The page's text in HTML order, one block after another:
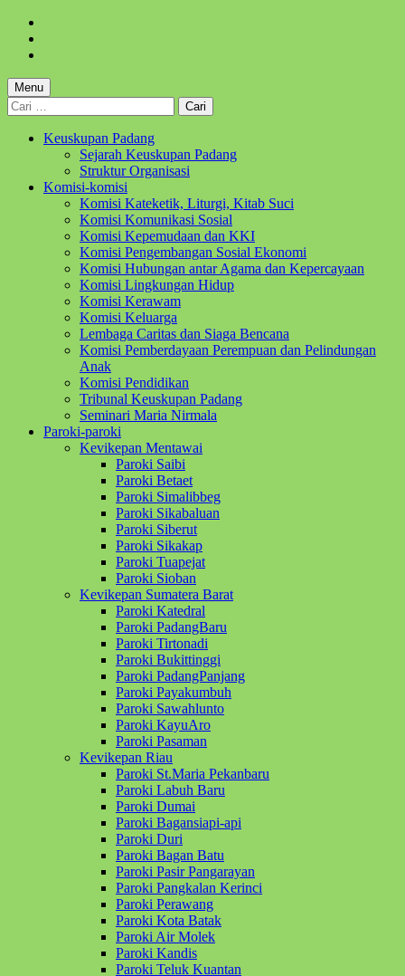
content
footer
Menu
Cari
untuk:
Keuskupan Padang
Sejarah Keuskupan Padang
Struktur Organisasi
Komisi-komisi
Komisi Kateketik, Liturgi, Kitab Suci
Komisi Komunikasi Sosial
Komisi Kepemudaan dan KKI
Komisi Pengembangan Sosial Ekonomi
Komisi Hubungan antar Agama dan Kepercayaan
Komisi Lingkungan Hidup
Komisi Kerawam
Komisi Keluarga
Lembaga Caritas dan Siaga Bencana
Komisi Pemberdayaan Perempuan dan Pelindungan
Anak
Komisi Pendidikan
Tribunal Keuskupan Padang
Seminari Maria Nirmala
Paroki-paroki
Kevikepan Mentawai
Paroki Saibi
Paroki Betaet
Paroki Simalibbeg
Paroki Sikabaluan
Paroki Siberut
Paroki Sikakap
Paroki Tuapejat
Paroki Sioban
Kevikepan Sumatera Barat
Paroki Katedral
Paroki PadangBaru
Paroki Tirtonadi
Paroki Bukittinggi
Paroki PadangPanjang
Paroki Payakumbuh
Paroki Sawahlunto
Paroki KayuAro
Paroki Pasaman
Kevikepan Riau
Paroki St.Maria Pekanbaru
Paroki Labuh Baru
Paroki Dumai
Paroki Bagansiapi-api
Paroki Duri
Paroki Bagan Batu
Paroki Pasir Pangarayan
Paroki Pangkalan Kerinci
Paroki Perawang
Paroki Kota Batak
Paroki Air Molek
Paroki Kandis
Paroki Teluk Kuantan